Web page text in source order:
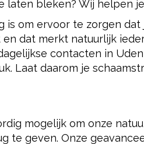
bleken? Wij helpen
om ervoor te zorgen dat
dat merkt natuurlijk
contacten in
Laat daarom je
mogelijk om onze
te geven. Onze